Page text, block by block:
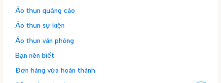
Áo thun quảng cáo
Áo thun sự kiện
Áo thun văn phòng
Bạn nên biết
Đơn hàng vừa hoàn thành